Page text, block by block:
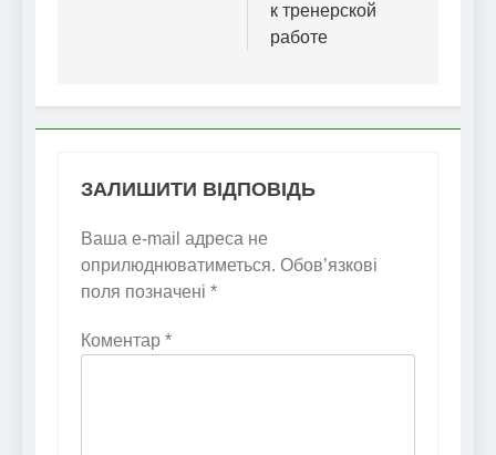
к тренерской
работе
ЗАЛИШИТИ ВІДПОВІДЬ
Ваша e-mail адреса не
оприлюднюватиметься. Обов’язкові
поля позначені *
Коментар *